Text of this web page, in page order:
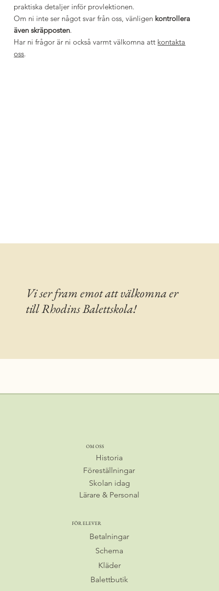
praktiska detaljer inför provlektionen.
Om ni inte ser något svar från oss, vänligen kontrollera
även skräpposten.
Har ni frågor är ni också varmt välkomna att kontakta
oss.
Vi ser fram emot att välkomna er
till Rhodins Balettskola!
OM OSS
Skolan idag
Föreställningar
Lärare & Personal
FÖR ELEVER
Betalningar
Schema
Kläder
Balettbutik